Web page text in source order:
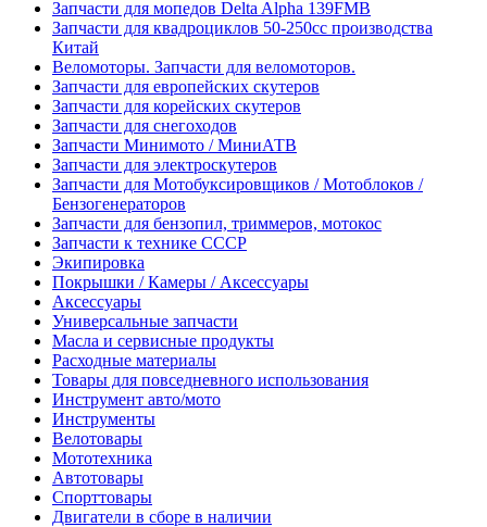
Запчасти для мопедов Delta Alpha 139FMB
Запчасти для квадроциклов 50-250сс производства
Китай
Веломоторы. Запчасти для веломоторов.
Запчасти для европейских скутеров
Запчасти для корейских скутеров
Запчасти для снегоходов
Запчасти Минимото / МиниАТВ
Запчасти для электроскутеров
Запчасти для Мотобуксировщиков / Мотоблоков /
Бензогенераторов
Запчасти для бензопил, триммеров, мотокос
Запчасти к технике СССР
Экипировка
Покрышки / Камеры / Аксессуары
Аксессуары
Универсальные запчасти
Масла и сервисные продукты
Расходные материалы
Товары для повседневного использования
Инструмент авто/мото
Инструменты
Велотовары
Мототехника
Автотовары
Спорттовары
Двигатели в сборе в наличии